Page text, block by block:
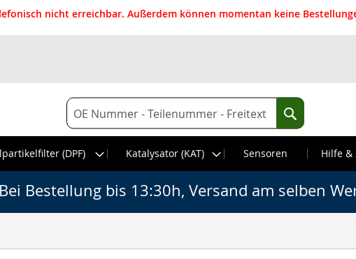
nicht erreichbar. Außerdem können momentan keine
Suche
Suche
(DPF)
Katalysator (KAT) Sensoren Hilfe &
Bei Bestellung bis 13:30h, Versand am selben